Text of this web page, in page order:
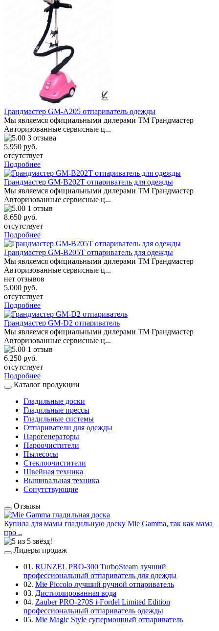
Грандмастер GM-A205 отпариватель одежды
Мы являемся официальными дилерами ТМ Грандмастер
Авторизованные сервисные ц...
3 отзыва
5.950 руб.
отсутствует
Подробнее
Грандмастер GM-B202T отпариватель для одежды
Мы являемся официальными дилерами ТМ Грандмастер
Авторизованные сервисные ц...
1 отзыв
8.650 руб.
отсутствует
Подробнее
Грандмастер GM-B205T отпариватель для одежды
Мы являемся официальными дилерами ТМ Грандмастер
Авторизованные сервисные ц...
нет отзывов
5.000 руб.
отсутствует
Подробнее
Грандмастер GM-D2 отпариватель
Мы являемся официальными дилерами ТМ Грандмастер
Авторизованные сервисные ц...
1 отзыв
6.250 руб.
отсутствует
Подробнее
Каталог продукции
Гладильные доски
Гладильные прессы
Гладильные системы
Отпариватели для одежды
Парогенераторы
Пароочистители
Пылесосы
Стеклоочистители
Швейная техника
Вышивальная техника
Сопутствующие
Отзывы
Купила для мамы гладильную доску Mie Gamma, так как мама
про ..
Лидеры продаж
01. RUNZEL PRO-300 TurboSteam лучший
профессиональный отпариватель для одежды
02. Mie Piccolo лучший ручной отпариватель
03. Дистиллированная вода
04. Zauber PRO-270S i-Fordel Limited Edition
профессиональный отпариватель одежды
05. Mie Magic Style супермощный отпариватель